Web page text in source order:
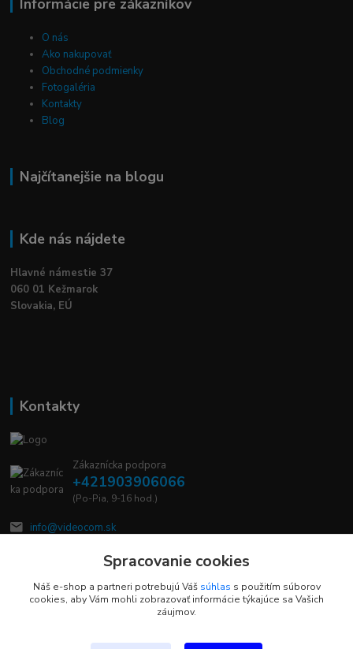
Informácie pre zákazníkov
O nás
Ako nakupovať
Obchodné podmienky
Fotogaléria
Kontakty
Blog
Najčítanejšie na blogu
Kde nás nájdete
Hlavné námestie 37
060 01 Kežmarok
Slovakia, EÚ
Kontakty
Zákaznícka podpora
+421903906066
(Po-Pia, 9-16 hod.)
info@videocom.sk
Spracovanie cookies
Náš e-shop a partneri potrebujú Váš súhlas s použitím súborov
cookies, aby Vám mohli zobrazovať informácie týkajúce sa Vašich
záujmov.